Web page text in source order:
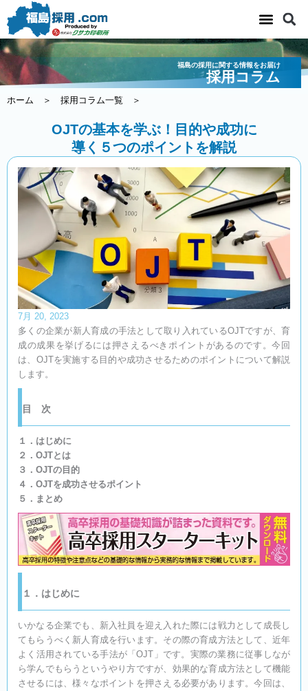
容
を
ス
キ
プ
福島の採用に関する情報をお届け
採用コラム
ホーム ＞ 採用コラム一覧 ＞
OJTの基本を学ぶ！目的や成功に
導く５つのポイントを解説
7月 20, 2023
多くの企業が新人育成の手法として取り入れているOJTですが、育
成の成果を挙げるには押さえるべきポイントがあるのです。今回
は、OJTを実施する目的や成功させるためのポイントについて解説
します。
目 次​
１．はじめに
２．OJTとは
３．OJTの目的
４．OJTを成功させるポイント
５．まとめ
１．はじめに
いかなる企業でも、新入社員を迎え入れた際には戦力として成長し
てもらうべく新人育成を行います。その際の育成方法として、近年
よく活用されている手法が「OJT」です。実際の業務に従事しなが
ら学んでもらうというやり方ですが、効果的な育成方法として機能
させるには、様々なポイントを押さえる必要があります。今回は、